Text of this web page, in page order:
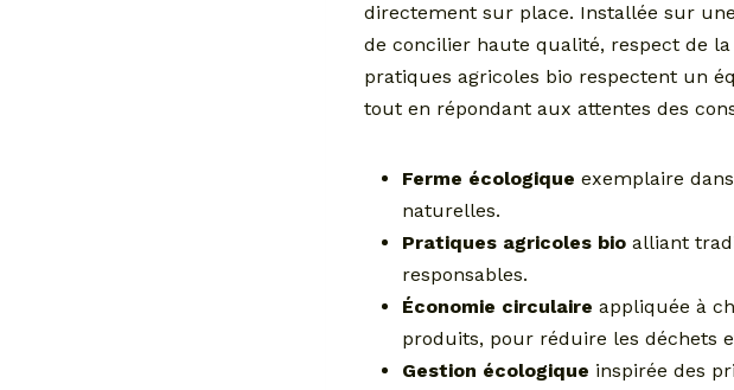
directement sur place. Installée sur
de concilier haute qualité, respect de
pratiques agricoles bio respectent un
tout en répondant aux attentes des
Ferme écologique exemplaire
naturelles.
Pratiques agricoles bio alliant
responsables.
Économie circulaire appliquée à
produits, pour réduire les déchets
Gestion écologique inspirée des